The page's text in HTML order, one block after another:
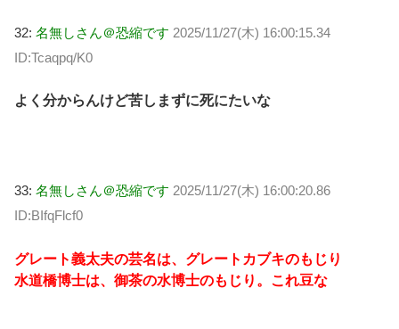
32: 名無しさん＠恐縮です 2025/11/27(木) 16:00:15.34
ID:Tcaqpq/K0
よく分からんけど苦しまずに死にたいな
33: 名無しさん＠恐縮です 2025/11/27(木) 16:00:20.86
ID:BIfqFlcf0
グレート義太夫の芸名は、グレートカブキのもじり
水道橋博士は、御茶の水博士のもじり。これ豆な